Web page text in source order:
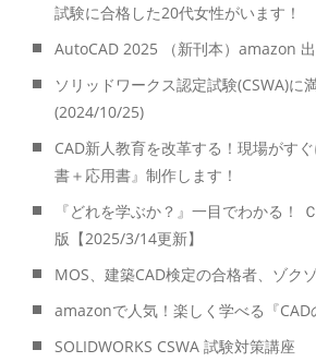
試験に合格した20代女性がいます！
AutoCAD 2025 （新刊本）amazon 出
ソリッドワークス認定試験(CSWA)に
(2024/10/25)
CAD新人教育を改革する！現場がす
書＋応用書』制作します！
『どれを学ぶか？』一目でわかる！
版【2025/3/14更新】
MOS、建築CAD検定の合格者、ゾク
amazonで人気！楽しく学べる『CAD
SOLIDWORKS CSWA 試験対策講座